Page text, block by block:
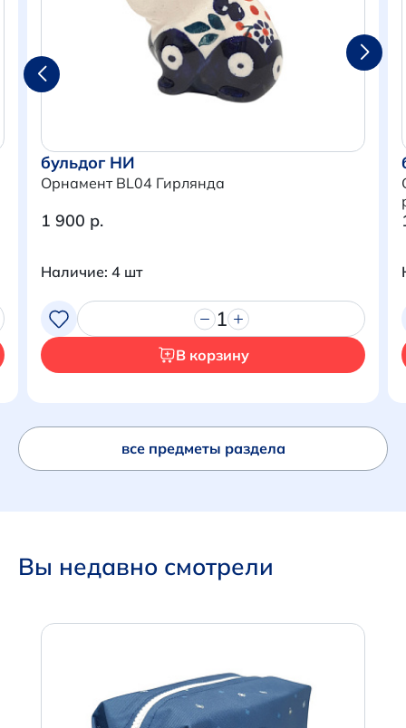
Продолжить покупки
Перейти в корзину
бульдог НИ
Орнамент BL04 Гирлянда
1 900 р.
Наличие: 4 шт
1
В корзину
все предметы раздела
Вы недавно смотрели